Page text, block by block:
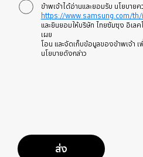
ข้าพเจ้าได้อ่านและยอมรับ นโยบาย
https://www.samsung.com/
และยินยอมให้บริษัท ไทยซัมซุง อิเลค
เผย
โอน และจัดเก็บข้อมูลของข้าพเจ้า เ
นโยบายดังกล่าว
ส่ง